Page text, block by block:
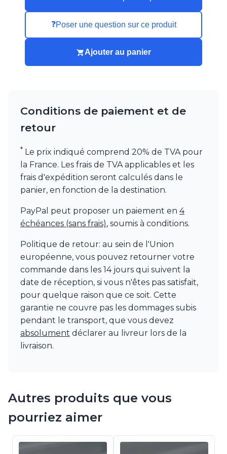
❓Poser une question sur ce produit
Ajouter au panier
Conditions de paiement et de
retour
* Le prix indiqué comprend 20% de TVA pour
la France. Les frais de TVA applicables et les
frais d'expédition seront calculés dans le
panier, en fonction de la destination.
PayPal peut proposer un paiement en 4
échéances (sans frais), soumis à conditions.
Politique de retour: au sein de l'Union
européenne, vous pouvez retourner votre
commande dans les 14 jours qui suivent la
date de réception, si vous n'êtes pas satisfait,
pour quelque raison que ce soit. Cette
garantie ne couvre pas les dommages subis
pendant le transport, que vous devez
absolument déclarer au livreur lors de la
livraison.
Autres produits que vous
pourriez aimer